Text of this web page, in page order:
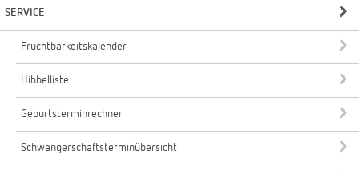
SERVICE
Fruchtbarkeitskalender
Hibbelliste
Geburtsterminrechner
Schwangerschaftsterminübersicht